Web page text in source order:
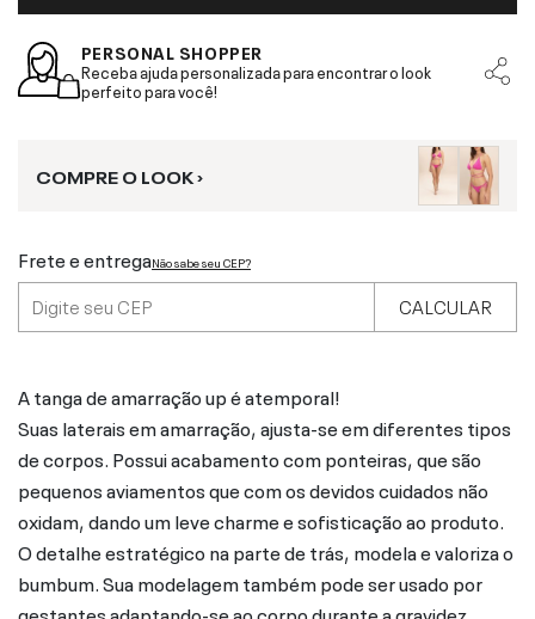
PERSONAL SHOPPER
Receba ajuda personalizada para encontrar o look
perfeito para você!
COMPRE O LOOK ›
Frete e entregaNão sabe seu CEP?
CALCULAR
A tanga de amarração up é atemporal!
Suas laterais em amarração, ajusta-se em diferentes tipos
de corpos. Possui acabamento com ponteiras, que são
pequenos aviamentos que com os devidos cuidados não
oxidam, dando um leve charme e sofisticação ao produto.
O detalhe estratégico na parte de trás, modela e valoriza o
bumbum. Sua modelagem também pode ser usado por
gestantes adaptando-se ao corpo durante a gravidez.